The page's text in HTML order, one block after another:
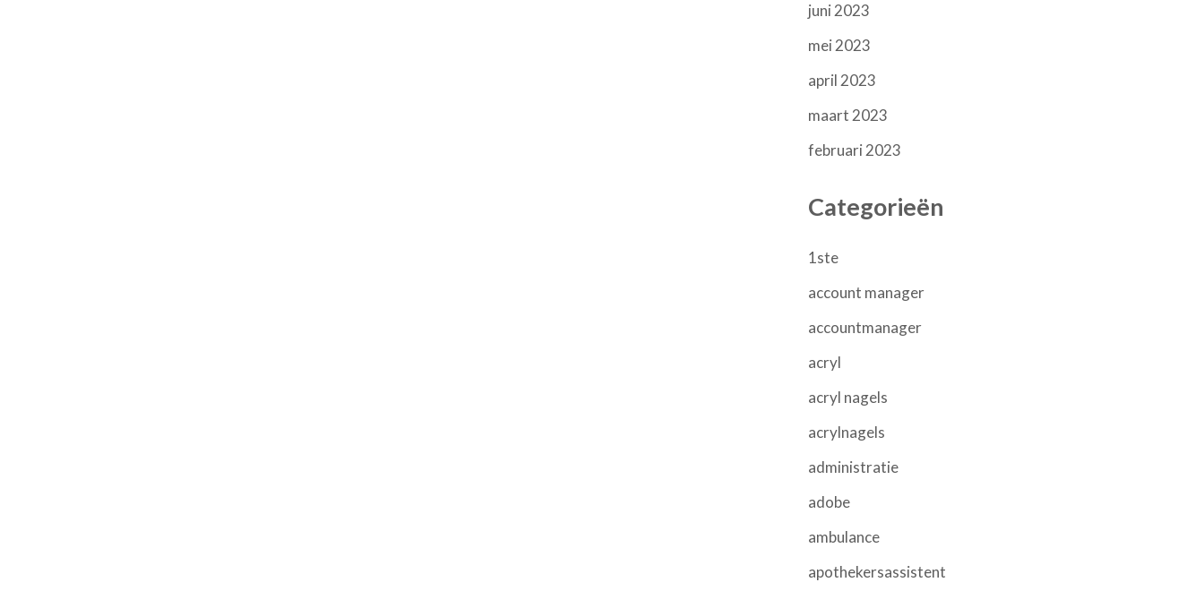
juni 2023
mei 2023
april 2023
maart 2023
februari 2023
Categorieën
1ste
account manager
accountmanager
acryl
acryl nagels
acrylnagels
administratie
adobe
ambulance
apothekersassistent